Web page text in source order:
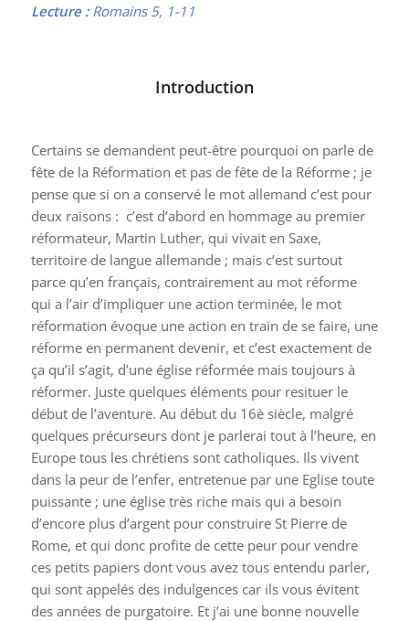
Lecture : Romains 5, 1-11
Introduction
Certains se demandent peut-être pourquoi on parle de
fête de la Réformation et pas de fête de la Réforme ; je
pense que si on a conservé le mot allemand c’est pour
deux raisons : c’est d’abord en hommage au premier
réformateur, Martin Luther, qui vivait en Saxe,
territoire de langue allemande ; mais c’est surtout
parce qu’en français, contrairement au mot réforme
qui a l’air d’impliquer une action terminée, le mot
réformation évoque une action en train de se faire, une
réforme en permanent devenir, et c’est exactement de
ça qu’il s’agit, d’une église réformée mais toujours à
réformer. Juste quelques éléments pour resituer le
début de l’aventure. Au début du 16è siècle, malgré
quelques précurseurs dont je parlerai tout à l’heure, en
Europe tous les chrétiens sont catholiques. Ils vivent
dans la peur de l’enfer, entretenue par une Eglise toute
puissante ; une église très riche mais qui a besoin
d’encore plus d’argent pour construire St Pierre de
Rome, et qui donc profite de cette peur pour vendre
ces petits papiers dont vous avez tous entendu parler,
qui sont appelés des indulgences car ils vous évitent
des années de purgatoire. Et j’ai une bonne nouvelle